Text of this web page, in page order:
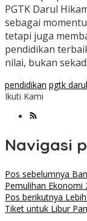
PGTK Darul
sebagai
tetapi juga
pendidikan
nilai, bukan
pendidikan pgtk
Ikuti Kami
Navigasi
Pos sebelumnya
Pemulihan Ekonomi
Pos berikutnya
Tiket untuk Libur